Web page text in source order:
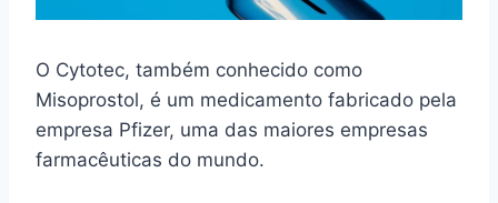
O Cytotec, também conhecido como
Misoprostol, é um medicamento fabricado pela
empresa Pfizer, uma das maiores empresas
farmacêuticas do mundo.